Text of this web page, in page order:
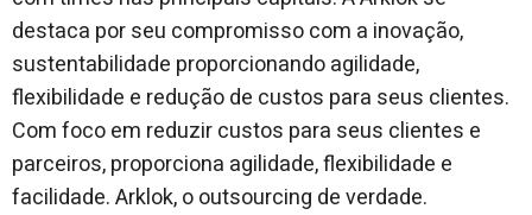
destaca por seu compromisso com a inovação,
sustentabilidade proporcionando agilidade,
flexibilidade e redução de custos para seus clientes.
Com foco em reduzir custos para seus clientes e
parceiros, proporciona agilidade, flexibilidade e
facilidade. Arklok, o outsourcing de verdade.